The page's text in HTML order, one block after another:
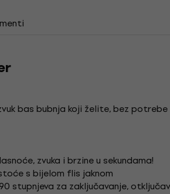
bas bubnja koji želite, bez
zvuka i brzine u sekundama!
s bijelom flis jaknom
stupnjeva za zaključavanje,